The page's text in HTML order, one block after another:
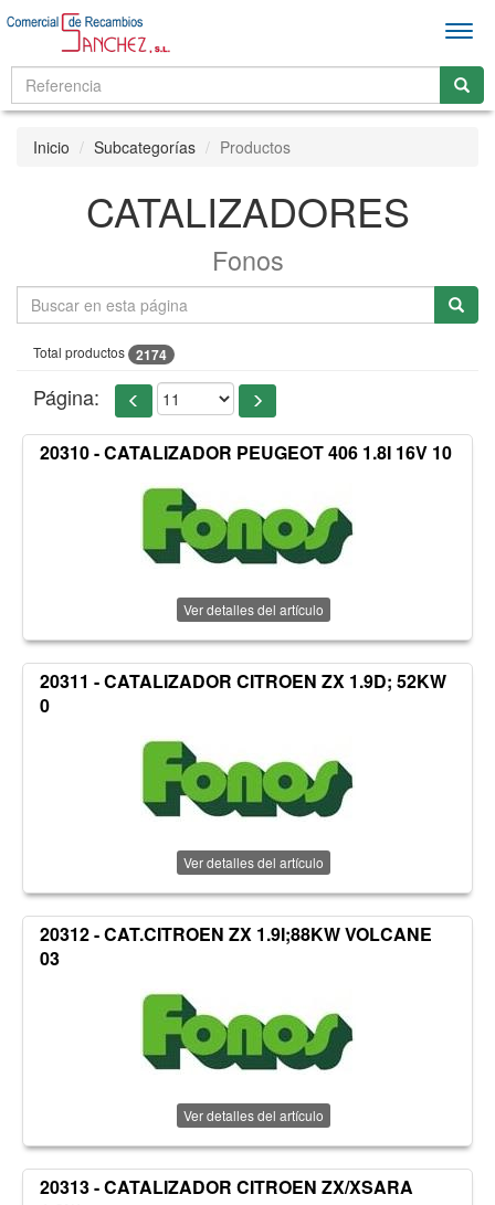
Inicio Subcategorías Productos
CATALIZADORES
Fonos
Total productos 2174
Página:
20310 - CATALIZADOR PEUGEOT 406 1.8I 16V 10
Ver detalles del artículo
20311 - CATALIZADOR CITROEN ZX 1.9D; 52KW
0
Ver detalles del artículo
20312 - CAT.CITROEN ZX 1.9I;88KW VOLCANE
03
Ver detalles del artículo
20313 - CATALIZADOR CITROEN ZX/XSARA